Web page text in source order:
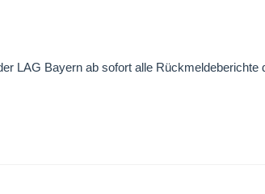
LAG Bayern ab sofort alle